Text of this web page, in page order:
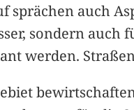
sprächen auch
sondern auch
werden.